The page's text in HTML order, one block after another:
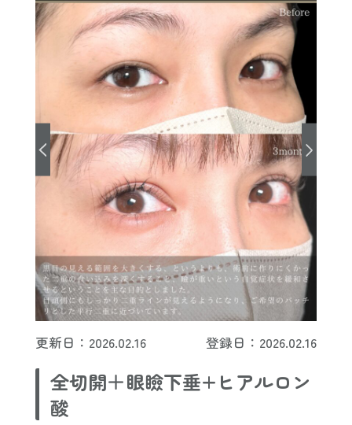
更新日：2026.02.16 登録日：2026.02.16
全切開＋眼瞼下垂+ヒアルロン
酸